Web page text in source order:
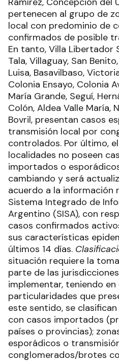
pertenecen al grupo de
local con predominio de
confirmados de posible
En tanto, Villa Libertador
Tala, Villaguay, San
Luisa, Basavilbaso,
Colonia Ensayo, Colonia
María Grande, Seguí,
Colón, Aldea Valle María,
Bovril, presentan casos
transmisión local por
controlados. Por último,
localidades no poseen
importados o
cambiando y será
acuerdo a la información
Sistema Integrado de
Argentino (SISA), con
casos confirmados
sus características
últimos 14 días.
situación requiere la
parte de las
implementar, teniendo en
particularidades que
este sentido, se
con casos importados
países o provincias);
esporádicos o
conglomerados/brotes